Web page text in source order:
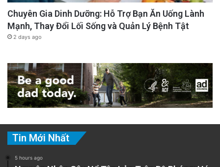
Chuyên Gia Dinh Dưỡng: Hỗ Trợ Bạn Ăn Uống Lành
Mạnh, Thay Đổi Lối Sống và Quản Lý Bệnh Tật
2 days ago
Tin Mới Nhất
5 hours ago